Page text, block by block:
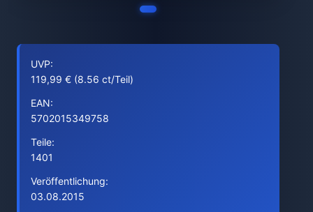
UVP:
119,99 € (8.56 ct/Teil)
EAN:
5702015349758
Teile:
1401
Veröffentlichung:
03.08.2015